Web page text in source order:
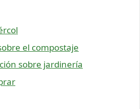
el compostaje
sobre jardinería